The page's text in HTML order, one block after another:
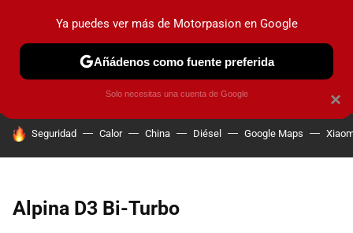
PRUEBAS COCHES ELÉCTRICOS OBSERVATORIO
HOY SE HABLA DE
Seguridad Calor China Diésel Google Maps
Alpina D3 Bi-Turbo
×
Ya puedes ver más de Motorpasion en Google
Añádenos como fuente preferida
Solo necesitas una cuenta de Google